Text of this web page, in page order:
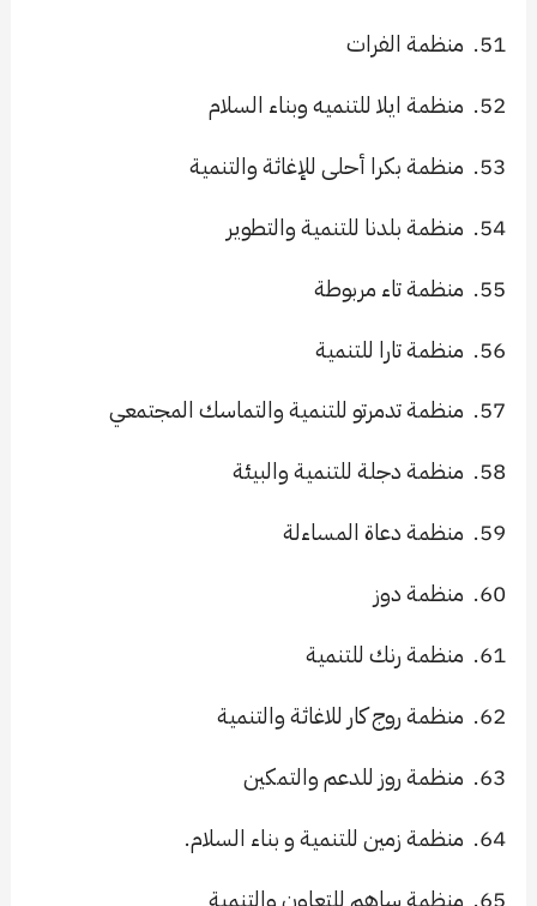
51. منظمة الفرات
52. منظمة ايلا للتنميه وبناء السلام
53. منظمة بكرا أحلى للإغاثة والتنمية
54. منظمة بلدنا للتنمية والتطوير
55. منظمة تاء مربوطة
56. منظمة تارا للتنمية
57. منظمة تدمرتو للتنمية والتماسك المجتمعي
58. منظمة دجلة للتنمية والبيئة
59. منظمة دعاة المساءلة
60. منظمة دوز
61. منظمة رنك للتنمية
62. منظمة روج كار للاغاثة والتنمية
63. منظمة روز للدعم والتمكين
64. منظمة زمين للتنمية و بناء السلام.